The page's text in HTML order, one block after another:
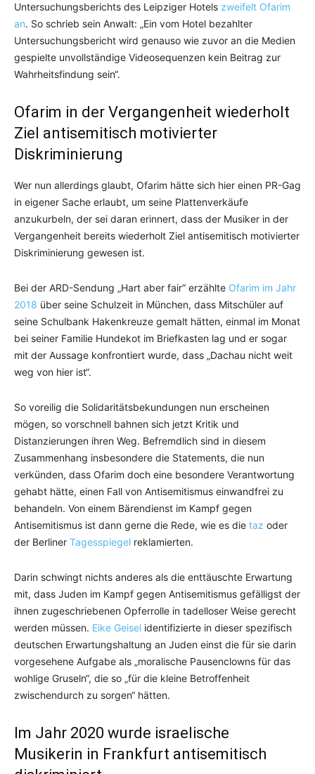
Untersuchungsberichts des Leipziger Hotels zweifelt Ofarim
an. So schrieb sein Anwalt: „Ein vom Hotel bezahlter
Untersuchungsbericht wird genauso wie zuvor an die Medien
gespielte unvollständige Videosequenzen kein Beitrag zur
Wahrheitsfindung sein“.
Ofarim in der Vergangenheit wiederholt
Ziel antisemitisch motivierter
Diskriminierung
Wer nun allerdings glaubt, Ofarim hätte sich hier einen PR-Gag
in eigener Sache erlaubt, um seine Plattenverkäufe
anzukurbeln, der sei daran erinnert, dass der Musiker in der
Vergangenheit bereits wiederholt Ziel antisemitisch motivierter
Diskriminierung gewesen ist.
Bei der ARD-Sendung „Hart aber fair“ erzählte Ofarim im Jahr
2018 über seine Schulzeit in München, dass Mitschüler auf
seine Schulbank Hakenkreuze gemalt hätten, einmal im Monat
bei seiner Familie Hundekot im Briefkasten lag und er sogar
mit der Aussage konfrontiert wurde, dass „Dachau nicht weit
weg von hier ist“.
So voreilig die Solidaritätsbekundungen nun erscheinen
mögen, so vorschnell bahnen sich jetzt Kritik und
Distanzierungen ihren Weg. Befremdlich sind in diesem
Zusammenhang insbesondere die Statements, die nun
verkünden, dass Ofarim doch eine besondere Verantwortung
gehabt hätte, einen Fall von Antisemitismus einwandfrei zu
behandeln. Von einem Bärendienst im Kampf gegen
Antisemitismus ist dann gerne die Rede, wie es die taz oder
der Berliner Tagesspiegel reklamierten.
Darin schwingt nichts anderes als die enttäuschte Erwartung
mit, dass Juden im Kampf gegen Antisemitismus gefälligst der
ihnen zugeschriebenen Opferrolle in tadelloser Weise gerecht
werden müssen. Eike Geisel identifizierte in dieser spezifisch
deutschen Erwartungshaltung an Juden einst die für sie darin
vorgesehene Aufgabe als „moralische Pausenclowns für das
wohlige Gruseln“, die so „für die kleine Betroffenheit
zwischendurch zu sorgen“ hätten.
Im Jahr 2020 wurde israelische
Musikerin in Frankfurt antisemitisch